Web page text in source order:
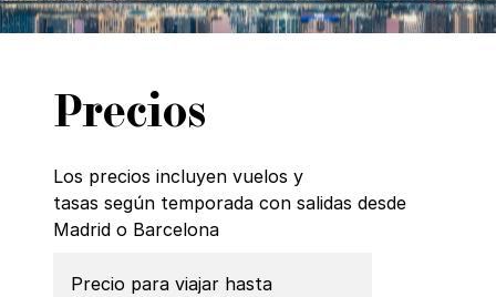
Precios
Los precios incluyen vuelos y
tasas según temporada con salidas desde
Madrid o Barcelona
Precio para viajar hasta